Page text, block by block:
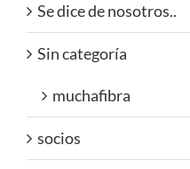
Se dice de nosotros..
Sin categoría
muchafibra
socios